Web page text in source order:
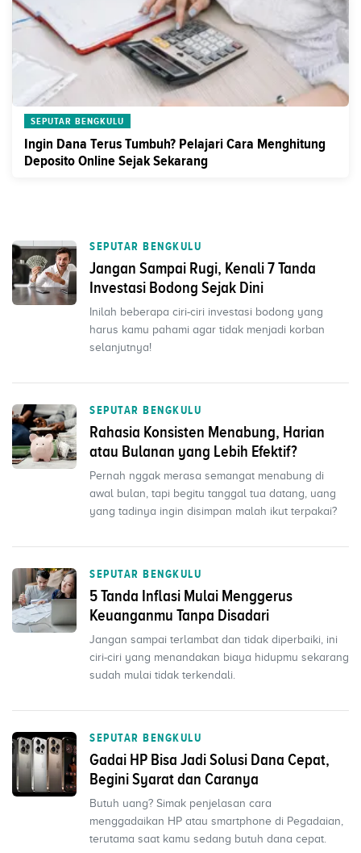
SEPUTAR BENGKULU
Ingin Dana Terus Tumbuh? Pelajari Cara Menghitung
Deposito Online Sejak Sekarang
SEPUTAR BENGKULU
Jangan Sampai Rugi, Kenali 7 Tanda
Investasi Bodong Sejak Dini
Inilah beberapa ciri-ciri investasi bodong yang
harus kamu pahami agar tidak menjadi korban
selanjutnya!
SEPUTAR BENGKULU
Rahasia Konsisten Menabung, Harian
atau Bulanan yang Lebih Efektif?
Pernah nggak merasa semangat menabung di
awal bulan, tapi begitu tanggal tua datang, uang
yang tadinya ingin disimpan malah ikut terpakai?
SEPUTAR BENGKULU
5 Tanda Inflasi Mulai Menggerus
Keuanganmu Tanpa Disadari
Jangan sampai terlambat dan tidak diperbaiki, ini
ciri-ciri yang menandakan biaya hidupmu sekarang
sudah mulai tidak terkendali.
SEPUTAR BENGKULU
Gadai HP Bisa Jadi Solusi Dana Cepat,
Begini Syarat dan Caranya
Butuh uang? Simak penjelasan cara
menggadaikan HP atau smartphone di Pegadaian,
terutama saat kamu sedang butuh dana cepat.